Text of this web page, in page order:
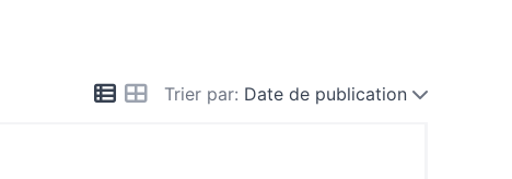
Trier par: Date de publication